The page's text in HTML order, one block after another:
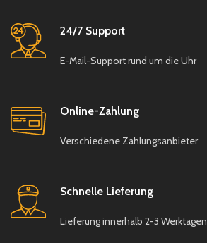
Gleichmäßige
Wärmeverteilung
Paketinhalt :
1 x Teekanne (çaydanlık)
1 x Teekannen – Deckel
(çaydanlık kapağı)
24/7 Support
E-Mail-Support rund um die Uhr
Online-Zahlung
Verschiedene Zahlungsanbieter
Schnelle Lieferung
Lieferung innerhalb 2-3 Werktagen